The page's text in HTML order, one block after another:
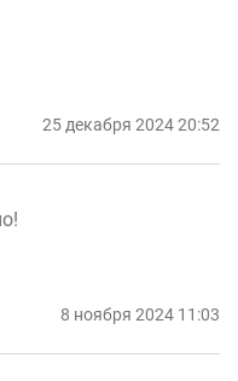
25 декабря 2024 20:52
8 ноября 2024 11:03